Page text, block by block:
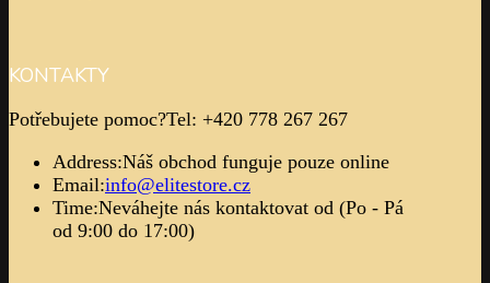
KONTAKTY
Potřebujete pomoc?Tel: +420 778 267 267
Address:Náš obchod funguje pouze online
Email:info@elitestore.cz
Time:Neváhejte nás kontaktovat od (Po - Pá
od 9:00 do 17:00)